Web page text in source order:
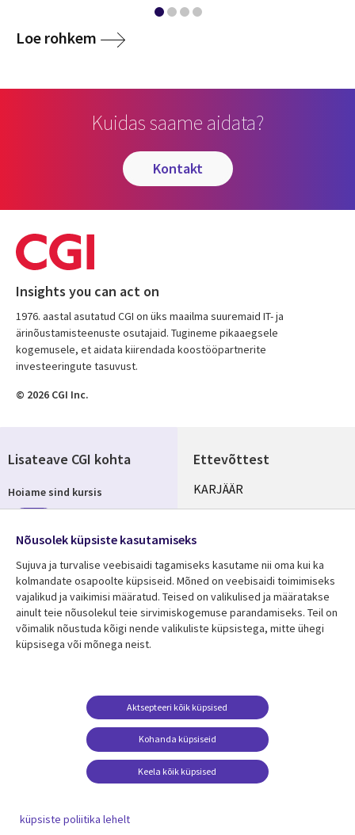
Loe rohkem
Kuidas saame aidata?
kontakt
Insights you can act on
1976. aastal asutatud CGI on üks maailma suuremaid IT- ja
ärinõustamisteenuste osutajaid. Tugineme pikaaegsele
kogemusele, et aidata kiirendada koostööpartnerite
investeeringute tasuvust.
© 2026 CGI Inc.
Ettevõttest
Useful
links
ESTONIA
KARJÄÄR
KONTORID
Ressursikeskus
ESTONIA
Viimased uudised
Tugi
Legal
ESTONIA
Õigused
Privaatsus
Juurdepääs
Lisateave CGI kohta
Hoiame sind kursis
Jälgi meid
Social
Media
Nõusolek küpsiste kasutamiseks
Sujuva ja turvalise veebisaidi tagamiseks kasutame nii oma kui ka
kolmandate osapoolte küpsiseid. Mõned on veebisaidi toimimiseks
vajalikud ja vaikimisi määratud. Teised on valikulised ja määratakse
ainult teie nõusolekul teie sirvimiskogemuse parandamiseks. Teil on
võimalik nõustuda kõigi nende valikuliste küpsistega, mitte ühegi
küpsisega või mõnega neist.
Kohanda küpsiseid
Aktsepteeri kõik küpsised
Keela kõik küpsised
küpsiste poliitika lehelt